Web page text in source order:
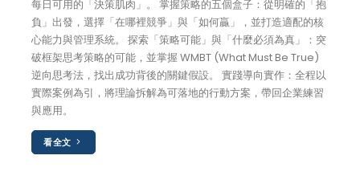
每日可用的「決策肌肉」。 掌握策略的五個盒子：從明確的「抱
負」出發，選擇「在哪裡競爭」與「如何贏」，並打造適配的核
心能力與管理系統。 探索「策略可能」與「什麼必須為真」：突
破框架思考策略的可能，並掌握 WMBT (What Must Be True)
逆向思考法，找出成功背後的關鍵假設。 實踐導向實作：全程以
實際案例為引，將理論拆解為可落地的行動方案，帶回企業練習
與應用。
看全文